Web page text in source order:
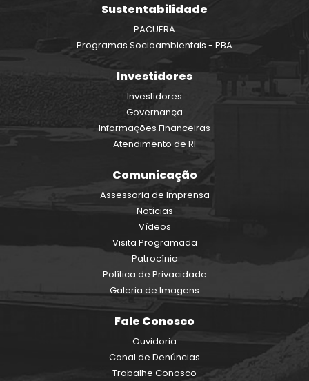
Sustentabilidade
PACUERA
Programas Socioambientais - PBA
Investidores
Investidores
Governança
Informações Financeiras
Atendimento de RI
Comunicação
Assessoria de Imprensa
Notícias
Vídeos
Visita Programada
Patrocínio
Política de Privacidade
Galeria de Imagens
Fale Conosco
Ouvidoria
Canal de Denúncias
Trabalhe Conosco